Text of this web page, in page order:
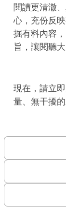
閱讀更清澈
心，充份反
掘有料內容
旨，讓閱聽
現在，請立
量、無干擾的